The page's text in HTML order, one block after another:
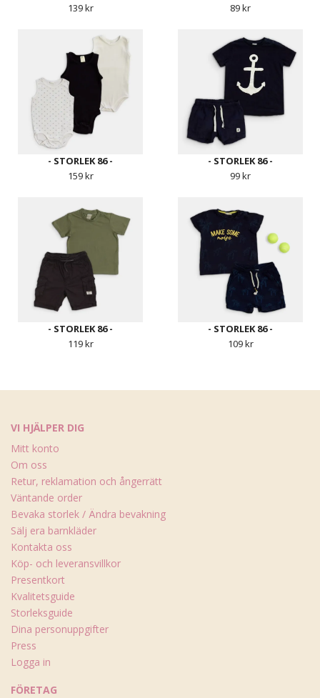
139 kr
89 kr
- STORLEK 86 -
159 kr
- STORLEK 86 -
99 kr
- STORLEK 86 -
119 kr
- STORLEK 86 -
109 kr
VI HJÄLPER DIG
Mitt konto
Om oss
Retur, reklamation och ångerrätt
Väntande order
Bevaka storlek / Ändra bevakning
Sälj era barnkläder
Kontakta oss
Köp- och leveransvillkor
Presentkort
Kvalitetsguide
Storleksguide
Dina personuppgifter
Press
Logga in
FÖRETAG